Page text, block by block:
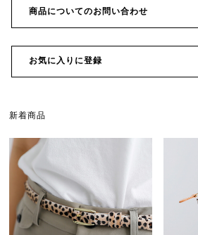
商品についてのお問い合わせ
お気に入りに登録
新着商品